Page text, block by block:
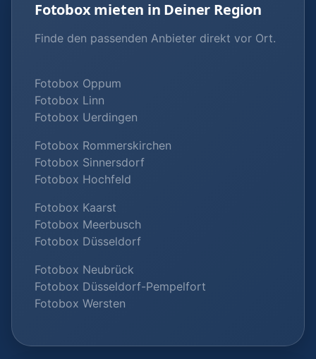
Fotobox mieten in Deiner Region
Finde den passenden Anbieter direkt vor Ort.
Fotobox Oppum
Fotobox Linn
Fotobox Uerdingen
Fotobox Rommerskirchen
Fotobox Sinnersdorf
Fotobox Hochfeld
Fotobox Kaarst
Fotobox Meerbusch
Fotobox Düsseldorf
Fotobox Neubrück
Fotobox Düsseldorf-Pempelfort
Fotobox Wersten